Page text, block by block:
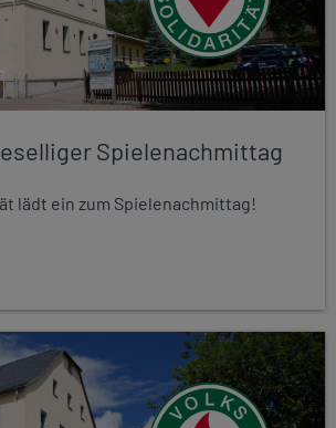
Spielenachmittag
lädt ein zum Spielenachmittag!